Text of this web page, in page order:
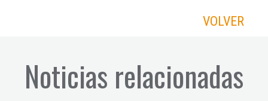
VOLVER
Noticias relacionadas